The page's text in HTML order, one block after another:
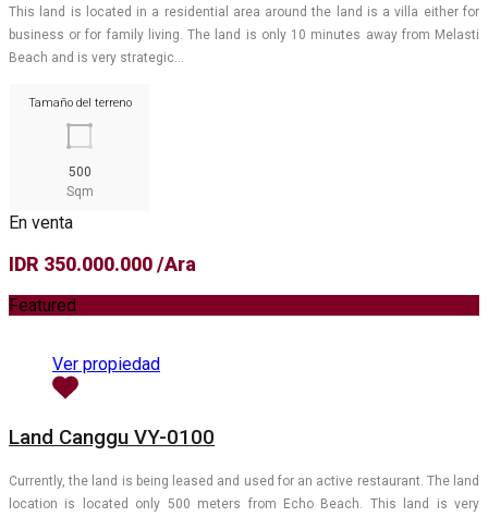
This land is located in a residential area around the land is a villa either for
business or for family living. The land is only 10 minutes away from Melasti
Beach and is very strategic…
Tamaño del terreno
500
Sqm
En venta
IDR 350.000.000 /Ara
Featured
Ver propiedad
Land Canggu VY-0100
Currently, the land is being leased and used for an active restaurant. The land
location is located only 500 meters from Echo Beach. This land is very